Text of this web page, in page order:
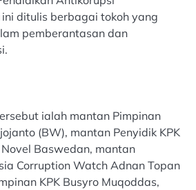
ini ditulis berbagai tokoh yang
pemberantasan dan
ialah mantan Pimpinan
(BW), mantan Penyidik KPK
Baswedan, mantan
Corruption Watch Adnan Topan
KPK Busyro Muqoddas,